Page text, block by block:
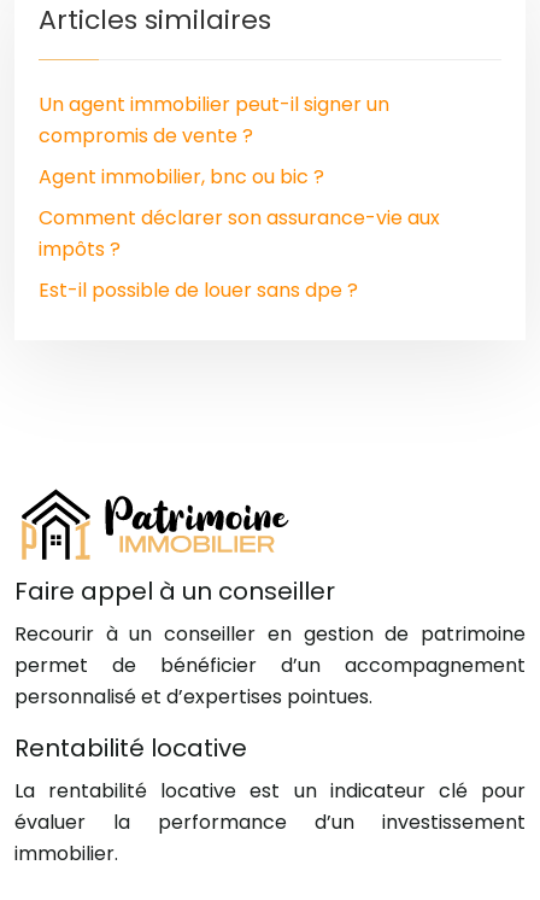
Articles similaires
Un agent immobilier peut-il signer un
compromis de vente ?
Agent immobilier, bnc ou bic ?
Comment déclarer son assurance-vie aux
impôts ?
Est-il possible de louer sans dpe ?
Faire appel à un conseiller
Recourir à un conseiller en gestion de patrimoine
permet de bénéficier d’un accompagnement
personnalisé et d’expertises pointues.
Rentabilité locative
La rentabilité locative est un indicateur clé pour
évaluer la performance d’un investissement
immobilier.